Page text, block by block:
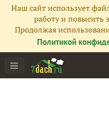
Наш сайт использует
работу и повысить
Продолжая
Политикой